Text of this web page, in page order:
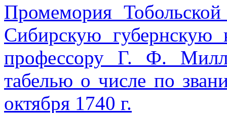
Промемория
Сибирскую губернскую
профессору Г. Ф.
табелью о числе по
октября 1740 г.